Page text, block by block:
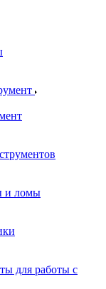
и ломы
для работы с